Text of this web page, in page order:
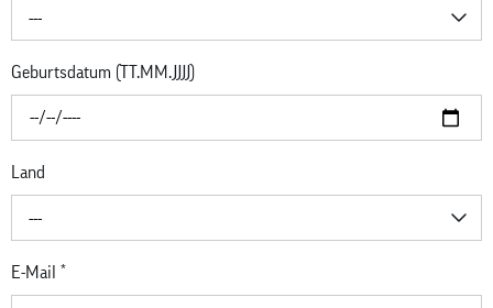
---
Geburtsdatum (TT.MM.JJJJ)
Land
---
E-Mail *